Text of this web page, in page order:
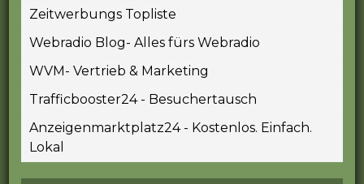
Zeitwerbungs Topliste
Webradio Blog- Alles fürs Webradio
WVM- Vertrieb & Marketing
Trafficbooster24 - Besuchertausch
Anzeigenmarktplatz24 - Kostenlos. Einfach.
Lokal